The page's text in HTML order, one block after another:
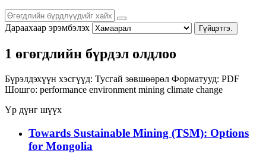
Дараахаар эрэмбэлэх Гүйцэтгэ.
1 өгөгдлийн бүрдэл олдлоо
Бүрэлдэхүүн хэсгүүд: Тусгай зөвшөөрөл Форматууд: PDF
Шошго: performance environment mining climate change
Үр дүнг шүүх
Towards Sustainable Mining (TSM): Options
for Mongolia